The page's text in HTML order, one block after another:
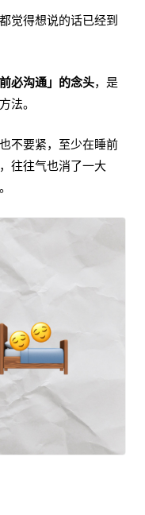
觉得想说的话已经到
必沟通」的念头，是
法。
不要紧，至少在睡前
往往气也消了一大